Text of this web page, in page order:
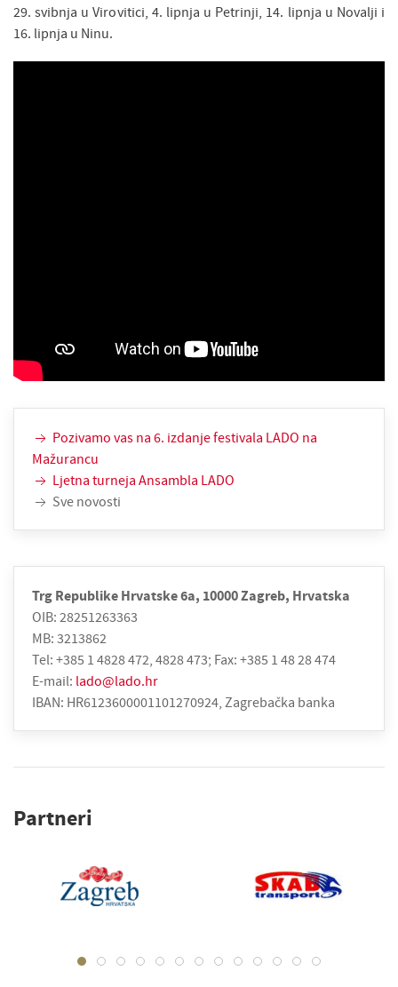
29. svibnja u Virovitici, 4. lipnja u Petrinji, 14. lipnja u Novalji i
16. lipnja u Ninu.
Pozivamo vas na 6. izdanje festivala LADO na
Mažurancu
Ljetna turneja Ansambla LADO
Sve novosti
Trg Republike Hrvatske 6a, 10000 Zagreb, Hrvatska
OIB: 28251263363
MB: 3213862
Tel: +385 1 4828 472, 4828 473; Fax: +385 1 48 28 474
E-mail: lado@lado.hr
IBAN: HR6123600001101270924, Zagrebačka banka
Partneri